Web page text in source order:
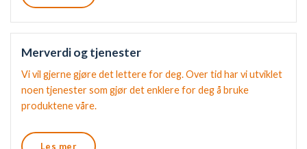
Merverdi og tjenester
Vi vil gjerne gjøre det lettere for deg. Over tid har vi utviklet
noen tjenester som gjør det enklere for deg å bruke
produktene våre.
Les mer